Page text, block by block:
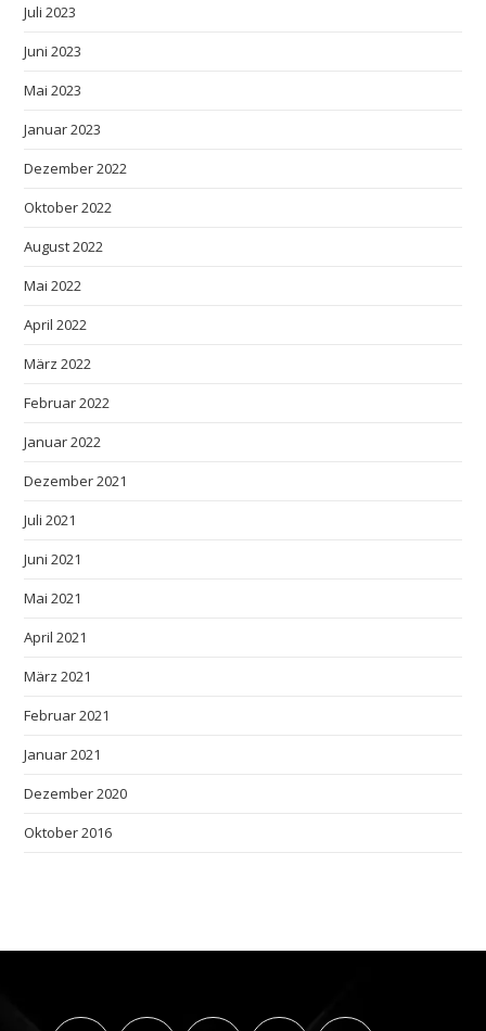
Juli 2023
Juni 2023
Mai 2023
Januar 2023
Dezember 2022
Oktober 2022
August 2022
Mai 2022
April 2022
März 2022
Februar 2022
Januar 2022
Dezember 2021
Juli 2021
Juni 2021
Mai 2021
April 2021
März 2021
Februar 2021
Januar 2021
Dezember 2020
Oktober 2016